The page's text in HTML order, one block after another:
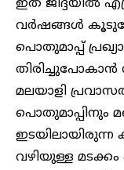
ഇത് ജിദ്ദയിൽ
വർഷങ്ങൾ
പൊതുമാപ്പ്
മലയാളി
പൊതുമാപ്പിനും
വഴിയുള്ള